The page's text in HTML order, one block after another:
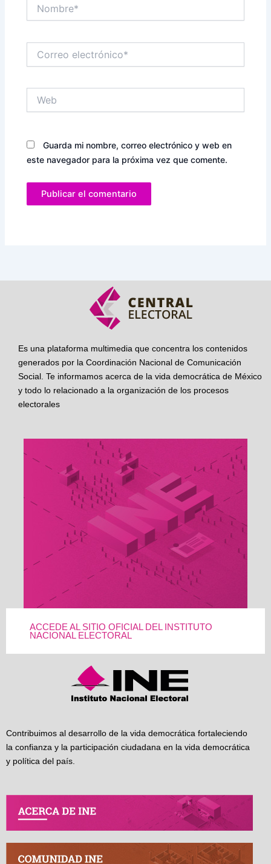
electrónico*
Guarda mi nombre, correo electrónico y web en
este navegador para la próxima vez que comente.
Es una plataforma multimedia que concentra los contenidos
generados por la Coordinación Nacional de Comunicación
Social. Te informamos acerca de la vida democrática de México
y todo lo relacionado a la organización de los procesos
electorales
ACCEDE AL SITIO OFICIAL DEL INSTITUTO
NACIONAL ELECTORAL
Contribuimos al desarrollo de la vida democrática fortaleciendo
la confianza y la participación ciudadana en la vida democrática
y política del país.